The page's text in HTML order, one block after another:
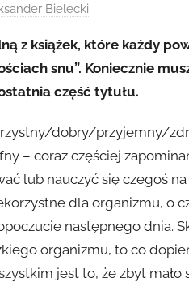
Bielecki
z książek, które każdy
snu”. Koniecznie
część tytułu.
dobry/przyjemny/
– coraz częściej
lub nauczyć się czegoś
dla organizmu, o
następnego dnia.
organizmu, to co
jest to, że zbyt mało